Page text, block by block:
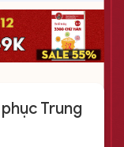
Trung